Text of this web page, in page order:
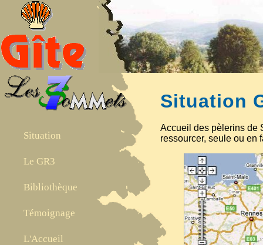
Situation
Situation
Le GR3
Bibliothèque
Témoignage
L'Accueil
Accueil des pèlerins de
ressourcer, seule ou en